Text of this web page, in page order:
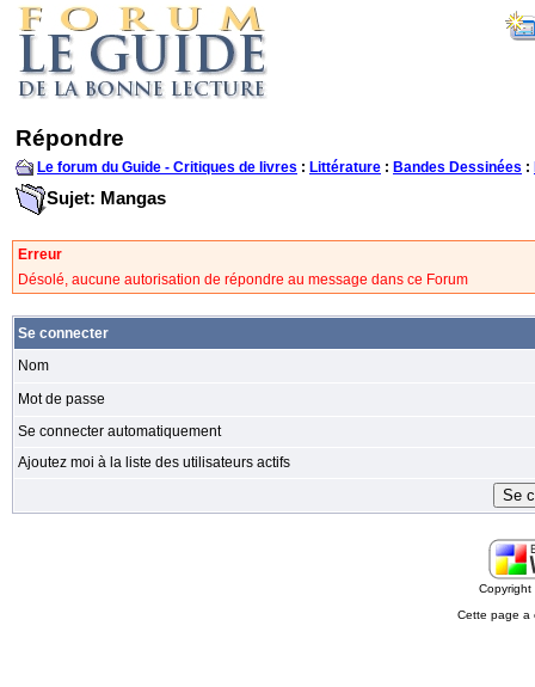
Répondre
Le forum du Guide - Critiques de livres : Littérature : Bandes Dessinées :
Sujet: Mangas
Erreur
Désolé, aucune autorisation de répondre au message dans ce Forum
Se connecter
Nom
Mot de passe
Se connecter automatiquement
Ajoutez moi à la liste des utilisateurs actifs
Cette page a